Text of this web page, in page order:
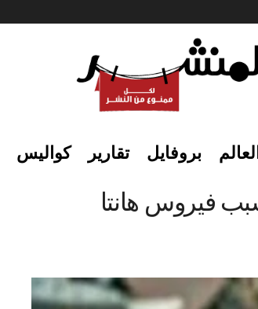
بروفايل تقارير كواليس
فيروس هانتا